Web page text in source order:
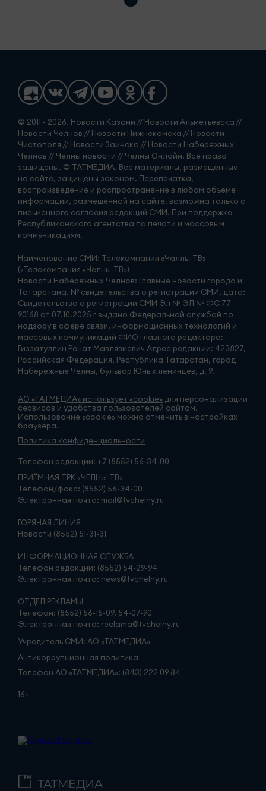
© 2011 - 2026. Новости Казани // Новости Альметьевска //
Новости Челнов // Новости Нижнекамска // Новости
Чистополя // Новости Заинска // Новости Набережных
Челнов // Челны новости // Челны Онлайн. Все права
защищены. © ТАТМЕДИА. Все материалы, размещенные
на сайте, защищены законом. Перепечатка,
воспроизведение и распространение в любом объеме
информации, размещенной на сайте, возможна только с
письменного согласия редакций СМИ. При поддержке
Республиканского агентства по печати и массовым
коммуникациям.
Наименование СМИ: Телекомпания «Чаллы-ТВ»
(«Телекомпания «Челны-ТВ»)
Новости Набережных Челнов: Главные новости города и
Татарстана. № свидетельства о регистрации СМИ, дата:
Свидетельство о регистрации СМИ Эл № ЭЛ № ФС 77 -
90168 от 07.10.2025 г выдано Федеральной службой по
надзору в сфере связи, информационных технологий и
массовых коммуникаций ФИО главного редактора:
Гиззатуллин Ренат Мавлявиевич Адрес редакции: 423827,
Российская Федерация, Республика Татарстан, город
Набережные Челны, бульвар Юных ленинцев, д. 9.
АО «ТАТМЕДИА» использует «cookie» для персонализации
сервисов и удобства пользователей сайтом.
Использование «cookie» можно отменить в настройках
браузера.
Политика конфиденциальности
Телефон редакции: +7 (8552) 56-34-00
ПРИЁМНАЯ ТРК «ЧЕЛНЫ-ТВ»
Телефон/факс: (8552) 56-34-00
Электронная почта: mail@tvchelny.ru
ГОРЯЧАЯ ЛИНИЯ
Новости (8552) 51-31-31
ИНФОРМАЦИОННАЯ СЛУЖБА
Телефон редакции: (8552) 54-29-94
Электронная почта: news@tvchelny.ru
ОТДЕЛ РЕКЛАМЫ
Телефон: (8552) 56-15-09, 54-07-90
Электронная почта: reclama@tvchelny.ru
Учредитель СМИ: АО «ТАТМЕДИА»
Антикоррупционная политика
Телефон АО «ТАТМЕДИА»: (843) 222 09 84
16+